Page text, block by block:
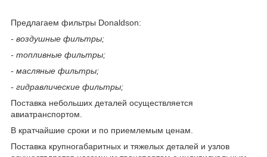
Предлагаем фильтры Donaldson:
- воздушные фильтры;
- топливные фильтры;
- масляные фильтры;
- гидравлические фильтры;
Поставка небольших деталей осуществляется
авиатранспортом.
В кратчайшие сроки и по приемлемым ценам.
Поставка крупногабаритных и тяжелых деталей и узлов